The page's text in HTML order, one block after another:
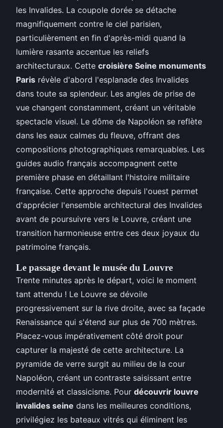
les Invalides. La coupole dorée se détache
magnifiquement contre le ciel parisien,
particulièrement en fin d'après-midi quand la
lumière rasante accentue les reliefs
architecturaux. Cette croisière Seine monuments
Paris révèle d'abord l'esplanade des Invalides
dans toute sa splendeur. Les angles de prise de
vue changent constamment, créant un véritable
spectacle visuel. Le dôme de Napoléon se reflète
dans les eaux calmes du fleuve, offrant des
compositions photographiques remarquables. Les
guides audio français accompagnent cette
première phase en détaillant l'histoire militaire
française. Cette approche depuis l'ouest permet
d'apprécier l'ensemble architectural des Invalides
avant de poursuivre vers le Louvre, créant une
transition harmonieuse entre ces deux joyaux du
patrimoine français.
Le passage devant le musée du Louvre
Trente minutes après le départ, voici le moment
tant attendu ! Le Louvre se dévoile
progressivement sur la rive droite, avec sa façade
Renaissance qui s'étend sur plus de 700 mètres.
Placez-vous impérativement côté droit pour
capturer la majesté de cette architecture. La
pyramide de verre surgit au milieu de la cour
Napoléon, créant un contraste saisissant entre
modernité et classicisme. Pour découvrir louvre
invalides seine dans les meilleures conditions,
privilégiez les bateaux vitrés qui éliminent les